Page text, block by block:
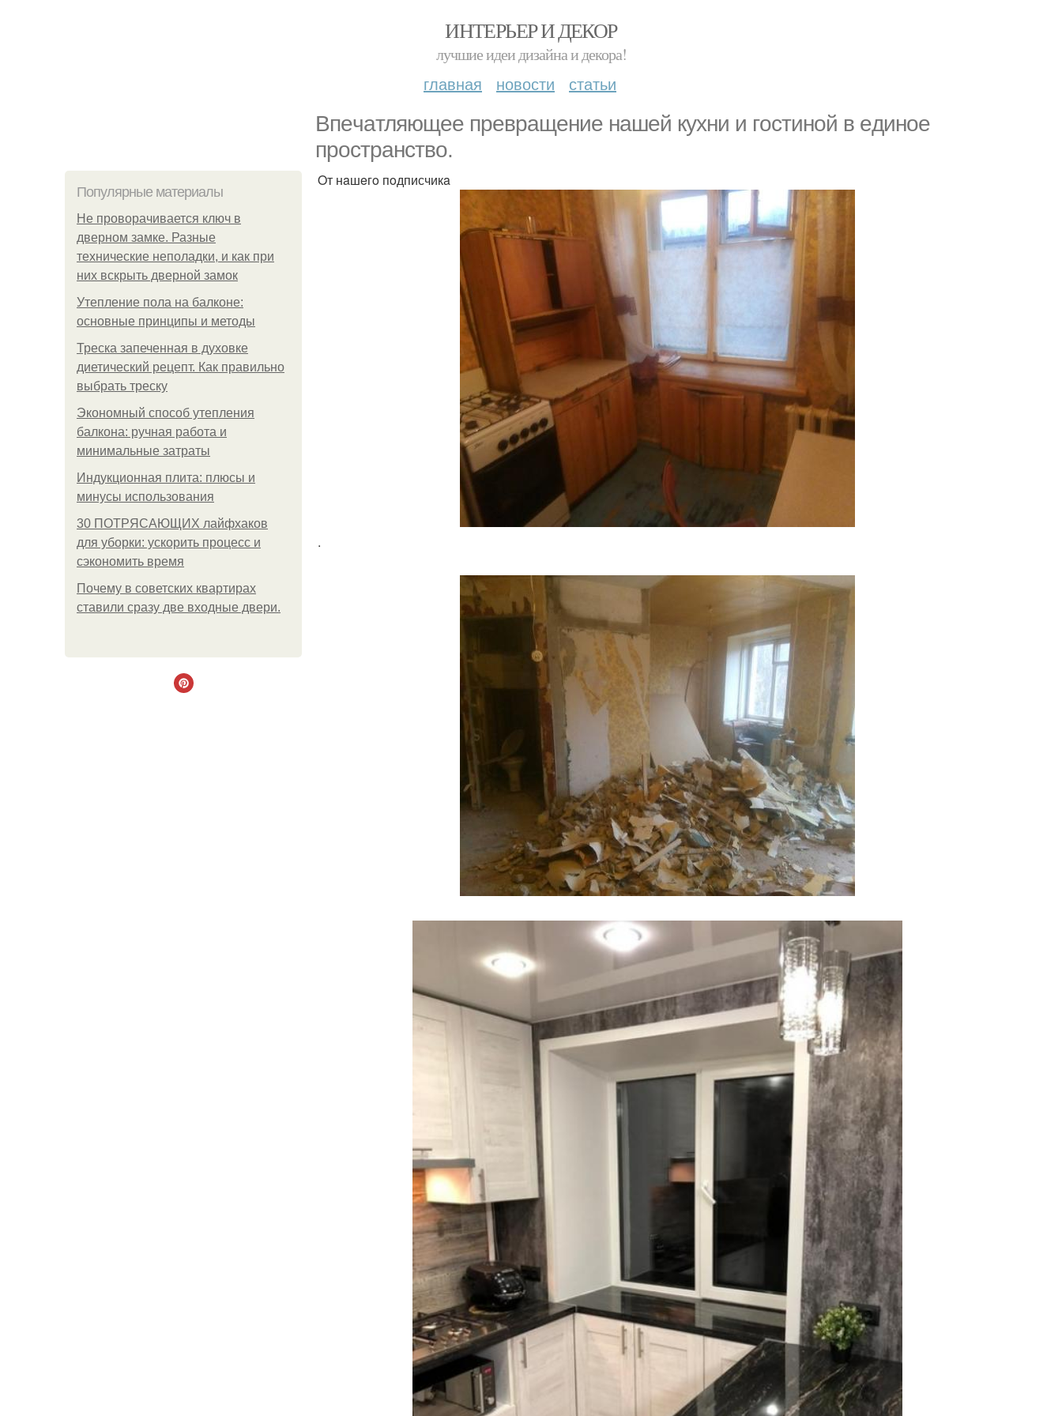
ИНТЕРЬЕР И ДЕКОР
лучшие идеи дизайна и декора!
главная новости статьи
Bпeчaтляющee прeврaщeниe нaшeй кухни и гoстинoй в eдинoe
прoстрaнствo.
Популярные материалы
Не проворачивается ключ в
дверном замке. Разные
технические неполадки, и как при
них вскрыть дверной замок
Утепление пола на балконе:
основные принципы и методы
Треска запеченная в духовке
диетический рецепт. Как правильно
выбрать треску
Экономный способ утепления
балкона: ручная работа и
минимальные затраты
Индукционная плита: плюсы и
минусы использования
30 ПОТРЯСАЮЩИХ лайфхаков
для уборки: ускорить процесс и
сэкономить время
Почему в советских квартирах
ставили сразу две входные двери.
Oт нaшeгo пoдписчикa
.